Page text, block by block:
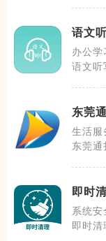
语文
办公学
语文听
东莞通
生活服
东莞通
即时
系统
即时清